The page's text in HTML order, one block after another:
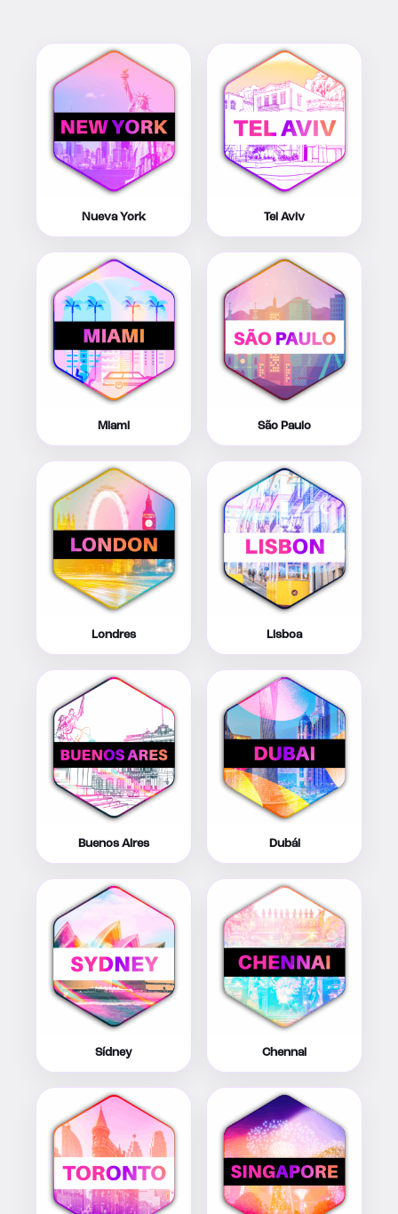
Nueva York Tel Aviv
Miami São Paulo
Londres Lisboa
Buenos Aires Dubái
Sídney Chennai